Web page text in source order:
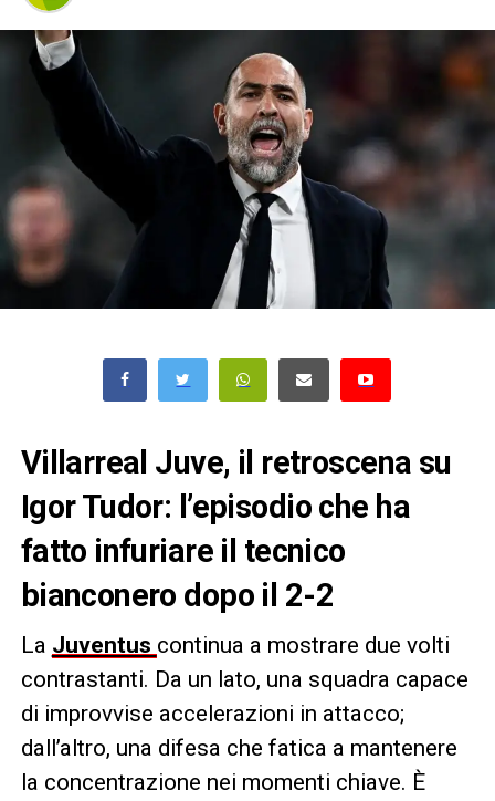
Villarreal Juve, il retroscena su
Igor Tudor: l’episodio che ha
fatto infuriare il tecnico
bianconero dopo il 2-2
La Juventus continua a mostrare due volti
contrastanti. Da un lato, una squadra capace
di improvvise accelerazioni in attacco;
dall’altro, una difesa che fatica a mantenere
la concentrazione nei momenti chiave. È